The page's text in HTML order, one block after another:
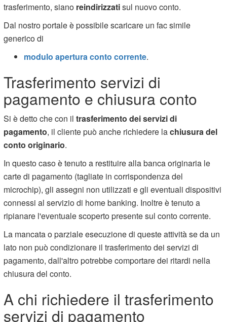
trasferimento, siano reindirizzatisul nuovo conto.
Dal nostro portale è possibile scaricare un fac simile
generico di
modulo apertura conto corrente.
Trasferimento servizi di
pagamento e chiusura conto
Si è detto che con iltrasferimento dei servizi di
pagamento, il cliente può anche richiedere lachiusura del
conto originario.
In questo caso è tenuto a restituire alla banca originaria le
carte di pagamento (tagliate in corrispondenza del
microchip), gli assegni non utilizzati e gli eventuali dispositivi
connessi al servizio di home banking. Inoltre è tenuto a
ripianare l'eventuale scoperto presente sul conto corrente.
La mancata o parziale esecuzione di queste attività se da un
lato non può condizionare il trasferimento dei servizi di
pagamento, dall'altro potrebbe comportare dei ritardi nella
chiusura del conto.
A chi richiedere il trasferimento
servizi di pagamento